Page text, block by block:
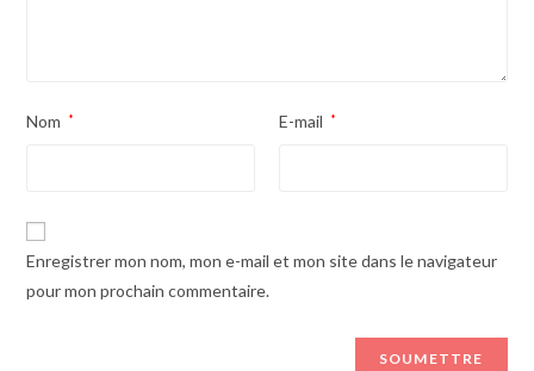
Nom * E-mail *
Enregistrer mon nom, mon e-mail et mon site dans le navigateur
pour mon prochain commentaire.